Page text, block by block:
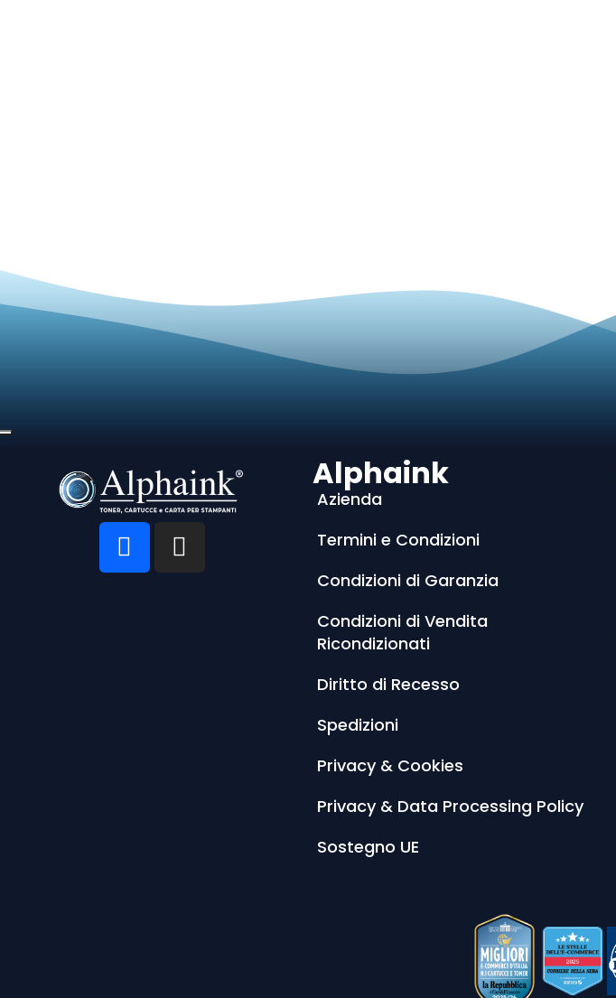
Alphaink
Azienda
Termini e Condizioni
Condizioni di Garanzia
Condizioni di Vendita
Ricondizionati
Diritto di Recesso
Spedizioni
Privacy & Cookies
Privacy & Data Processing Policy
Sostegno UE